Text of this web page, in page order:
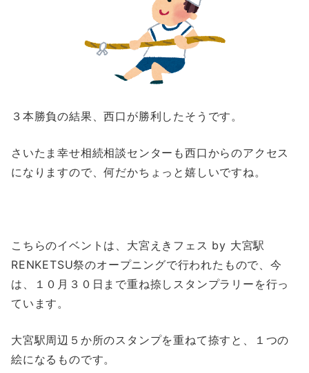
３本勝負の結果、西口が勝利したそうです。
さいたま幸せ相続相談センターも西口からのアクセス
になりますので、何だかちょっと嬉しいですね。
こちらのイベントは、大宮えきフェス by 大宮駅
RENKETSU祭のオープニングで行われたもので、今
は、１０月３０日まで重ね捺しスタンプラリーを行っ
ています。
大宮駅周辺５か所のスタンプを重ねて捺すと、１つの
絵になるものです。